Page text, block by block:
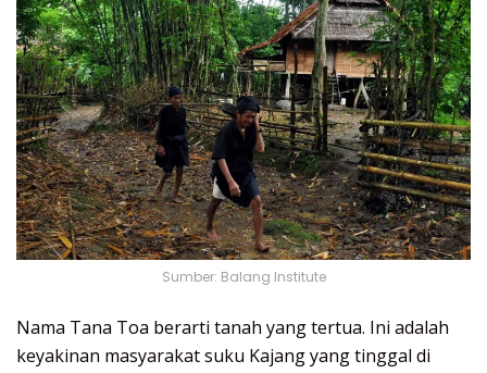
Sumber: Balang Institute
Nama Tana Toa berarti tanah yang tertua. Ini adalah
keyakinan masyarakat suku Kajang yang tinggal di